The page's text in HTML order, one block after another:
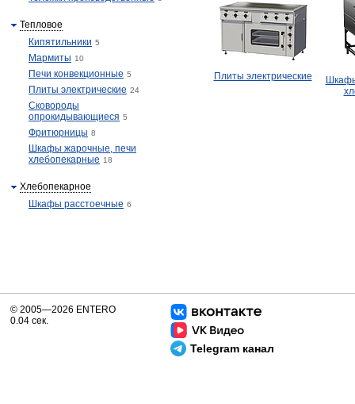
Плиты электрические
Тепловое
Кипятильники 5
Мармиты 10
Печи конвекционные 5
Плиты электрические 24
Сковороды
опрокидывающиеся 5
Фритюрницы 8
Шкафы жарочные, печи
хлебопекарные 18
Хлебопекарное
Шкафы расстоечные 6
Telegram канал
© 2005—2026 ENTERO
0.04 сек.